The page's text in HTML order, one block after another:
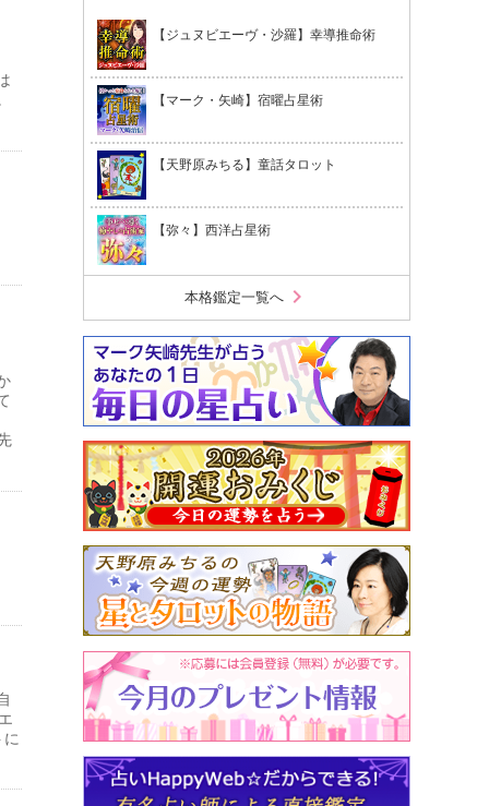
【ジュヌビエーヴ・沙羅】幸導推命術
【マーク・矢崎】宿曜占星術
【天野原みちる】童話タロット
【弥々】西洋占星術
本格鑑定一覧へchevron_right